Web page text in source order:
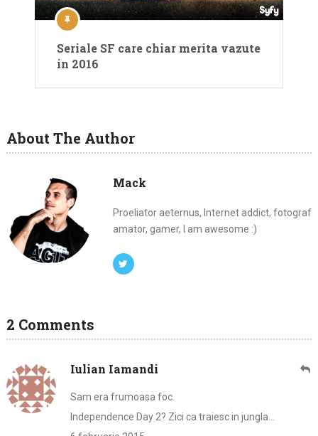
Seriale SF care chiar merita vazute
in 2016
About The Author
Mack
Proeliator aeternus, Internet addict, fotograf
amator, gamer, I am awesome :)
2 Comments
Iulian Iamandi
Sam era frumoasa foc.
Independence Day 2? Zici ca traiesc in jungla…